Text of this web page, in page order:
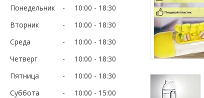
Понедельник 10:00
18:30
Вторник
10:00
18:30
Среда
10:00
18:30
Четверг
10:00
18:30
Пятница
10:00
18:30
Суббота
10:00
15:00